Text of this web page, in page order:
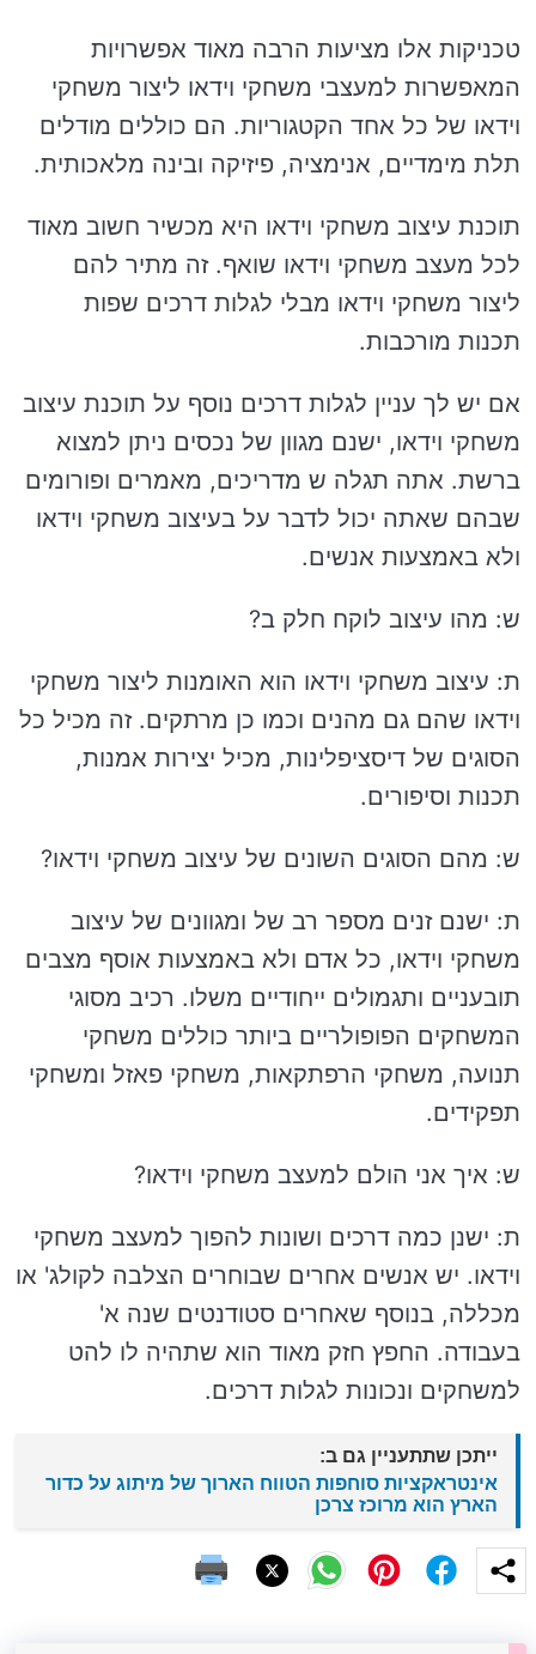
טכניקות אלו מציעות הרבה מאוד אפשרויות
המאפשרות למעצבי משחקי וידאו ליצור משחקי
וידאו של כל אחד הקטגוריות. הם כוללים מודלים
תלת מימדיים, אנימציה, פיזיקה ובינה מלאכותית.
תוכנת עיצוב משחקי וידאו היא מכשיר חשוב מאוד
לכל מעצב משחקי וידאו שואף. זה מתיר להם
ליצור משחקי וידאו מבלי לגלות דרכים שפות
תכנות מורכבות.
אם יש לך עניין לגלות דרכים נוסף על תוכנת עיצוב
משחקי וידאו, ישנם מגוון של נכסים ניתן למצוא
ברשת. אתה תגלה ש מדריכים, מאמרים ופורומים
שבהם שאתה יכול לדבר על בעיצוב משחקי וידאו
ולא באמצעות אנשים.
ש: מהו עיצוב לוקח חלק ב?
ת: עיצוב משחקי וידאו הוא האומנות ליצור משחקי
וידאו שהם גם מהנים וכמו כן מרתקים. זה מכיל כל
הסוגים של דיסציפלינות, מכיל יצירות אמנות,
תכנות וסיפורים.
ש: מהם הסוגים השונים של עיצוב משחקי וידאו?
ת: ישנם זנים מספר רב של ומגוונים של עיצוב
משחקי וידאו, כל אדם ולא באמצעות אוסף מצבים
תובעניים ותגמולים ייחודיים משלו. רכיב מסוגי
המשחקים הפופולריים ביותר כוללים משחקי
תנועה, משחקי הרפתקאות, משחקי פאזל ומשחקי
תפקידים.
ש: איך אני הולם למעצב משחקי וידאו?
ת: ישנן כמה דרכים ושונות להפוך למעצב משחקי
וידאו. יש אנשים אחרים שבוחרים הצלבה לקולג' או
מכללה, בנוסף שאחרים סטודנטים שנה א'
בעבודה. החפץ חזק מאוד הוא שתהיה לו להט
למשחקים ונכונות לגלות דרכים.
ייתכן שתתעניין גם ב:
אינטראקציות סוחפות הטווח הארוך של מיתוג על כדור
הארץ הוא מרוכז צרכן